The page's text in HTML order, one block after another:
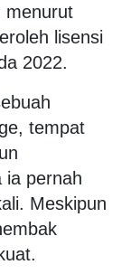
menurut
lisensi
2022.
tempat
pernah
Meskipun